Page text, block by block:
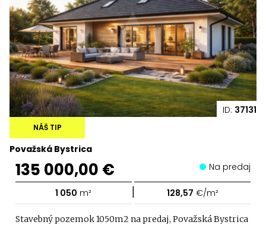
ID: 37131
Považská Bystrica
NÁŠ TIP
135 000,00 € Na predaj
1 050 m² | 128,57 €/m²
Stavebný pozemok 1050m2 na predaj, Považská Bystrica